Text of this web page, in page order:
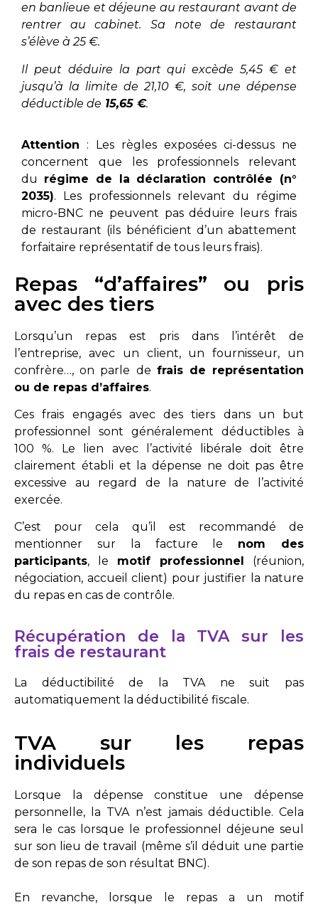
en banlieue et déjeune au restaurant avant de
rentrer au cabinet. Sa note de restaurant
s’élève à 25 €.
Il peut déduire la part qui excède 5,45 € et
jusqu’à la limite de 21,10 €, soit une dépense
déductible de 15,65 €.
Attention : Les règles exposées ci-dessus ne
concernent que les professionnels relevant
du régime de la déclaration contrôlée (n°
2035). Les professionnels relevant du régime
micro-BNC ne peuvent pas déduire leurs frais
de restaurant (ils bénéficient d’un abattement
forfaitaire représentatif de tous leurs frais).
Repas “d’affaires” ou pris
avec des tiers
Lorsqu’un repas est pris dans l’intérêt de
l’entreprise, avec un client, un fournisseur, un
confrère…, on parle de frais de représentation
ou de repas d’affaires.
Ces frais engagés avec des tiers dans un but
professionnel sont généralement déductibles à
100 %. Le lien avec l’activité libérale doit être
clairement établi et la dépense ne doit pas être
excessive au regard de la nature de l’activité
exercée.
C’est pour cela qu’il est recommandé de
mentionner sur la facture le nom des
participants, le motif professionnel
(réunion,
négociation, accueil client) pour justifier la nature
du repas en cas de contrôle.
Récupération de la TVA sur les
frais de restaurant
La déductibilité de la TVA ne suit pas
automatiquement la déductibilité fiscale.
TVA sur les repas
individuels
Lorsque la dépense constitue une dépense
personnelle, la TVA n’est jamais déductible. Cela
sera le cas lorsque le professionnel déjeune seul
sur son lieu de travail (même s’il déduit une partie
de son repas de son résultat BNC).
En revanche, lorsque le repas a un motif